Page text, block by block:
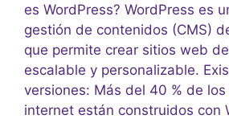
es WordPress? WordPress es
gestión de contenidos (CMS)
que permite crear sitios web
escalable y personalizable.
versiones: Más del 40 % de
internet están construidos con